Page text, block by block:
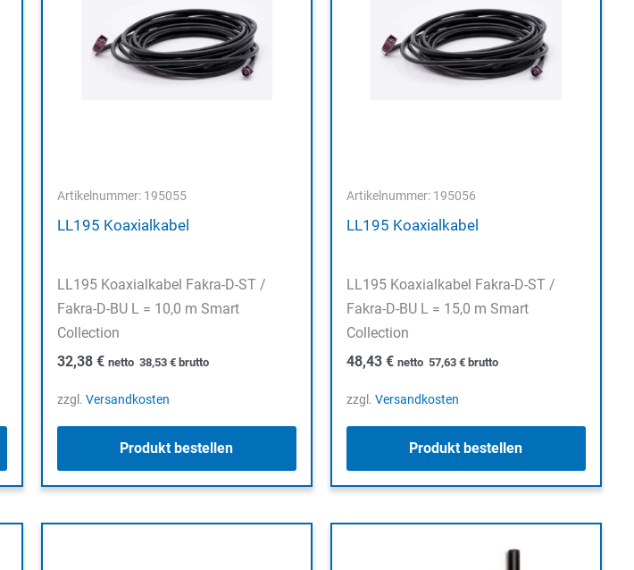
Artikelnummer: 195055
LL195 Koaxialkabel
LL195 Koaxialkabel Fakra-D-ST /
Fakra-D-BU L = 10,0 m Smart
Collection
32,38 € netto 38,53 €brutto
zzgl. Versandkosten
Produkt bestellen
Artikelnummer: 195056
LL195 Koaxialkabel
LL195 Koaxialkabel Fakra-D-ST /
Fakra-D-BU L = 15,0 m Smart
Collection
48,43 € netto 57,63 €brutto
zzgl. Versandkosten
Produkt bestellen